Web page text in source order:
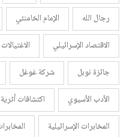
رجال الله
الإمام الخامنئي
الاقتصاد الإسرائيلي
جائزة نوبل
شركة غوغل
الأدب الأسيوي
اكتشافات أثرية
المخابرات الإسرائيلية